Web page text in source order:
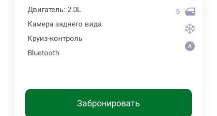
Двигатель: 2.0L
Камера заднего вида
Круиз-контроль
Bluetooth
5
Забронировать